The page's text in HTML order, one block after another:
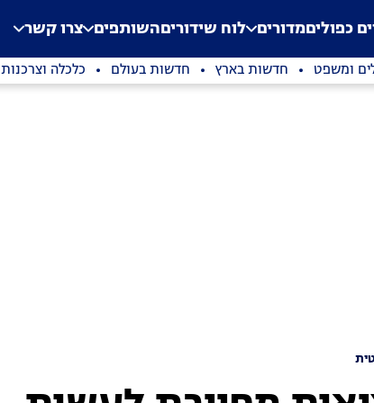
Application error: a
. כפוליםמדורים לוח שידוריםהשותפים צרו קשר
ומשפט חדשות בארץ חדשות בעולם כלכלה וצרכנות